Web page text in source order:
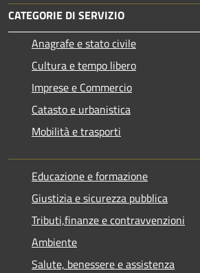
CATEGORIE DI SERVIZIO
Anagrafe e stato civile
Cultura e tempo libero
Imprese e Commercio
Catasto e urbanistica
Mobilità e trasporti
Educazione e formazione
Giustizia e sicurezza pubblica
Tributi,finanze e contravvenzioni
Ambiente
Salute, benessere e assistenza